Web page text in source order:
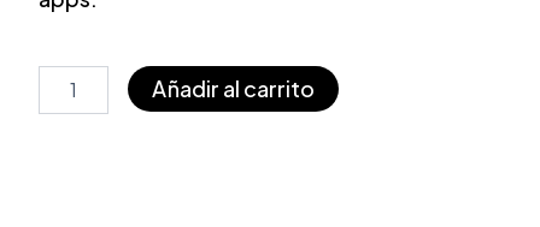
Añadir al carrito